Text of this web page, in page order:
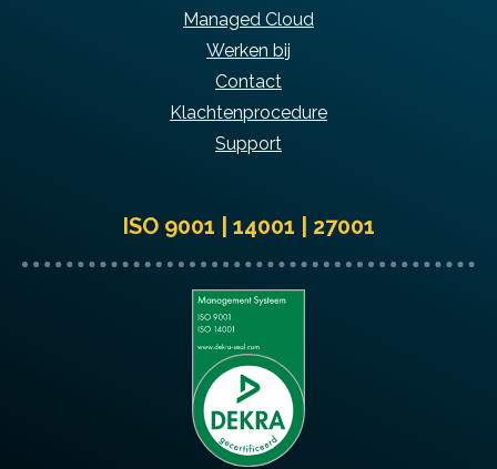
Managed Cloud
Werken bij
Contact
Klachtenprocedure
Support
ISO 9001 | 14001 | 27001